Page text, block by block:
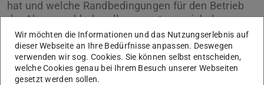
hat und welche Randbedingungen für den Betrieb
der Abgasnachbehandlungssysteme sich daraus
ableiten lassen, wird an der Technischen Universität
Darmstadt an einem Engine-in-the-Loop-
Motorenprüfstand untersucht. …
Wir möchten die Informationen und das Nutzungserlebnis auf
dieser Webseite an Ihre Bedürfnisse anpassen. Deswegen
verwenden wir sog. Cookies. Sie können selbst entscheiden,
welche Cookies genau bei Ihrem Besuch unserer Webseiten
gesetzt werden sollen.